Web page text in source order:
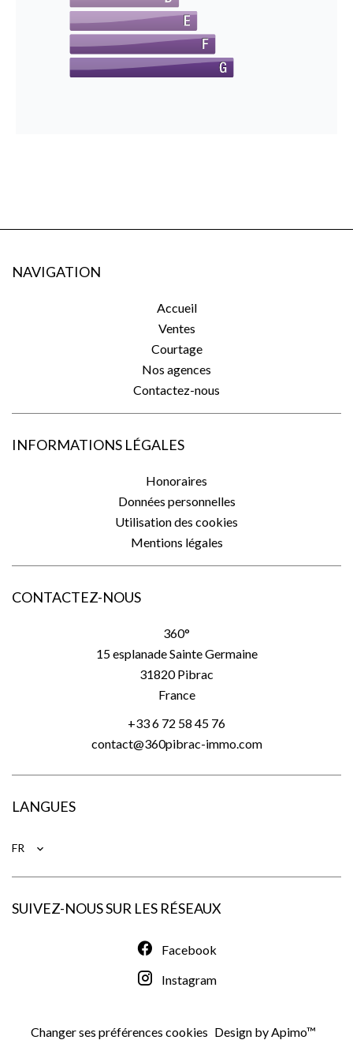
NAVIGATION
Accueil
Ventes
Courtage
Nos agences
Contactez-nous
INFORMATIONS LÉGALES
Honoraires
Données personnelles
Utilisation des cookies
Mentions légales
CONTACTEZ-NOUS
360°
15 esplanade Sainte Germaine
31820Pibrac
France
+33 6 72 58 45 76
contact@360pibrac-immo.com
LANGUES
FR
SUIVEZ-NOUS SUR LES RÉSEAUX
Facebook
Instagram
Changer ses préférences cookies Design byApimo™